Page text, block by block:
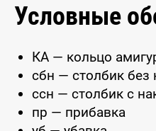
Условные
КА — кольцо
сбн — столбик без
ссн — столбик с
пр — прибавка